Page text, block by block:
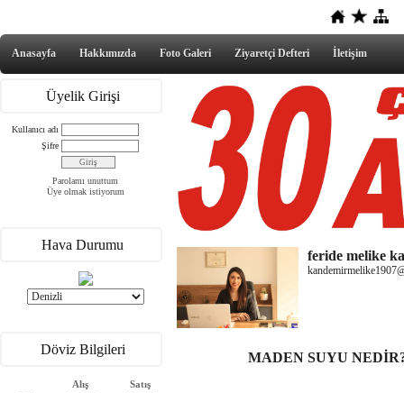
Anasayfa Hakkımızda Foto Galeri Ziyaretçi Defteri İletişim
Üyelik Girişi
Kullanıcı adı
Şifre
Parolamı unuttum
Üye olmak istiyorum
Hava Durumu
Döviz Bilgileri
Alış
Satış
feride melike
MADEN SUYU